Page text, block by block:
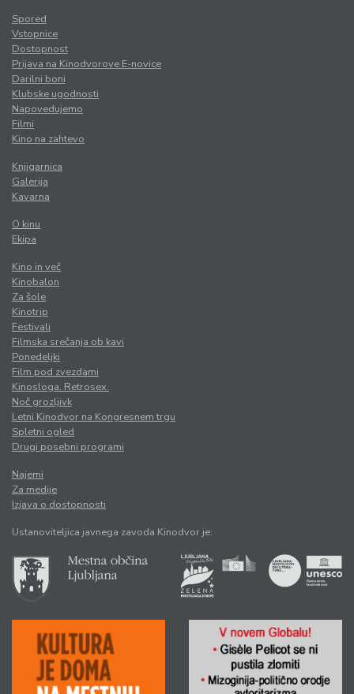
Spored
Vstopnice
Dostopnost
Prijava na Kinodvorove E-novice
Darilni boni
Klubske ugodnosti
Napovedujemo
Filmi
Kino na zahtevo
Knjigarnica
Galerija
Kavarna
O kinu
Ekipa
Kino in več
Kinobalon
Za šole
Kinotrip
Festivali
Filmska srečanja ob kavi
Ponedeljki
Film pod zvezdami
Kinosloga. Retrosex.
Noč grozljivk
Letni Kinodvor na Kongresnem trgu
Spletni ogled
Drugi posebni programi
Najemi
Za medije
Izjava o dostopnosti
Ustanoviteljica javnega zavoda Kinodvor je: